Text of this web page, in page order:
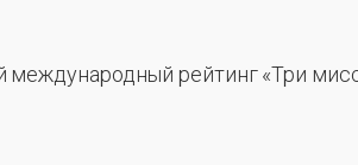
рейтинг «Три